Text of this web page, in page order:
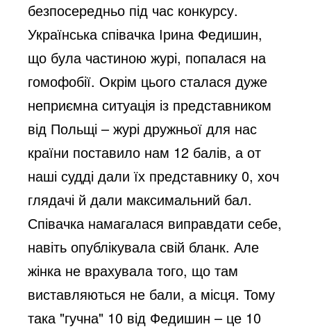
безпосередньо під час конкурсу.
Українська співачка Ірина Федишин,
що була частиною журі, попалася на
гомофобії. Окрім цього сталася дуже
неприємна ситуація із представником
від Польщі – журі дружньої для нас
країни поставило нам 12 балів, а от
наші судді дали їх представнику 0, хоч
глядачі й дали максимальний бал.
Співачка намагалася виправдати себе,
навіть опублікувала свій бланк. Але
жінка не врахувала того, що там
виставляються не бали, а місця. Тому
така "гучна" 10 від Федишин – це 10